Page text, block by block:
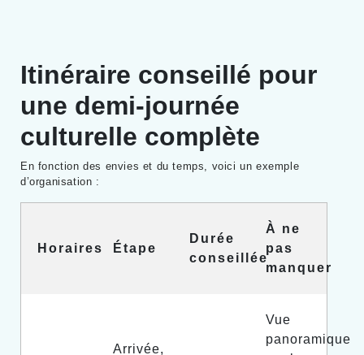
Itinéraire conseillé pour
une demi-journée
culturelle complète
En fonction des envies et du temps, voici un exemple
d’organisation :
Horaires Étape
Durée
conseillée
À ne
pas
manquer
Arrivée,
Vue
panoramique